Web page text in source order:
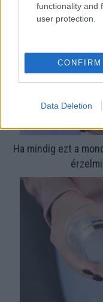
functionality and
user protection.
CONFIRM
Data Deletion
Ha mindig ezt a